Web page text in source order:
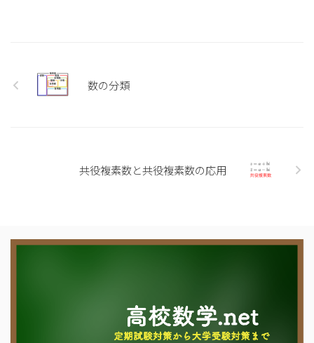
数の分類
共役複素数と共役複素数の応用